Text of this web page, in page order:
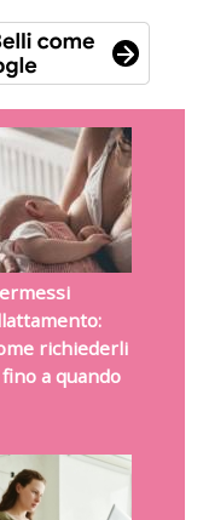
richiederli
a quando